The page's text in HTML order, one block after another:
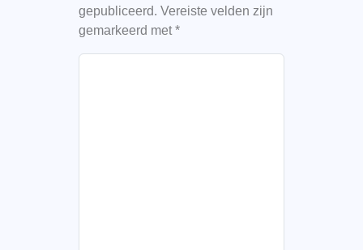
gepubliceerd. Vereiste velden zijn
gemarkeerd met*